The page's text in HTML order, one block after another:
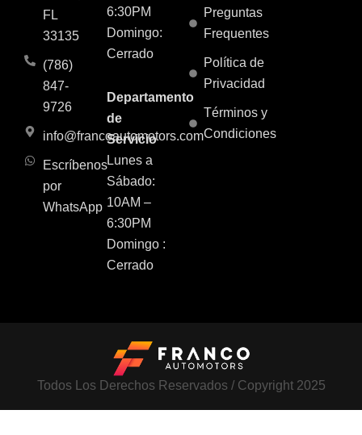
FL
33135
(786)
847-
9726
info@francoautomotors.com
Escríbenos
por
WhatsApp
6:30PM
Domingo:
Cerrado
Departamento
de
Servicio
Lunes a
Sábado:
10AM –
6:30PM
Domingo :
Cerrado
Preguntas
Frequentes
Política de
Privacidad
Términos y
Condiciones
Todos Los Derechos Reservados / Copyright 2025